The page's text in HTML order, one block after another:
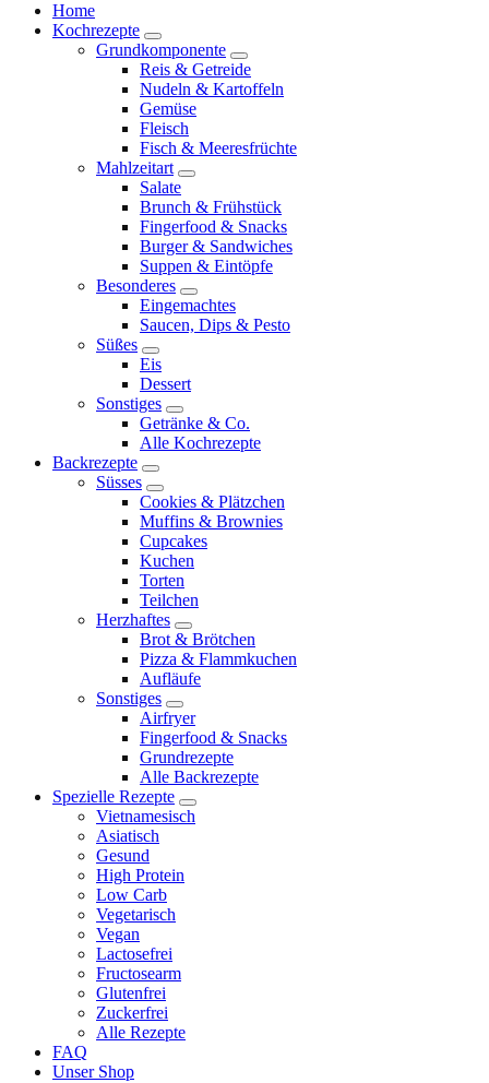
Home
Kochrezepte
expand
child
menu
Grundkomponente
expand
child
menu
Reis & Getreide
Nudeln & Kartoffeln
Gemüse
Fleisch
Fisch & Meeresfrüchte
Mahlzeitart
expand
child
menu
Salate
Brunch & Frühstück
Fingerfood & Snacks
Burger & Sandwiches
Suppen & Eintöpfe
Besonderes
expand
child
menu
Eingemachtes
Saucen, Dips & Pesto
Süßes
expand
child
menu
Eis
Dessert
Sonstiges
expand
child
menu
Getränke & Co.
Alle Kochrezepte
Backrezepte
expand
child
menu
Süsses
expand
child
menu
Cookies & Plätzchen
Muffins & Brownies
Cupcakes
Kuchen
Torten
Teilchen
Herzhaftes
expand
child
menu
Brot & Brötchen
Pizza & Flammkuchen
Aufläufe
Sonstiges
expand
child
menu
Airfryer
Fingerfood & Snacks
Grundrezepte
Alle Backrezepte
Spezielle Rezepte
expand
child
Vietnamesisch
Asiatisch
Gesund
High Protein
Low Carb
Vegetarisch
Vegan
Lactosefrei
Fructosearm
Glutenfrei
Zuckerfrei
Alle Rezepte
FAQ
Unser Shop